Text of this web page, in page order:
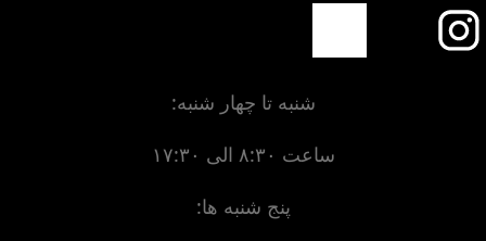
شنبه تا چهار شنبه:
ساعت ۸:۳۰ الی ۱۷:۳۰
پنج شنبه ها: